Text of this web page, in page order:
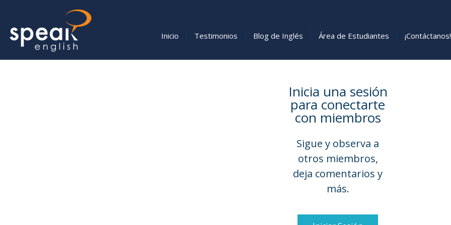
Inicio Testimonios Blog de Inglés Área de Estudiantes ¡Contáctanos!
Inicia una sesión
para conectarte
con miembros
Sigue y observa a
otros miembros,
deja comentarios y
más.